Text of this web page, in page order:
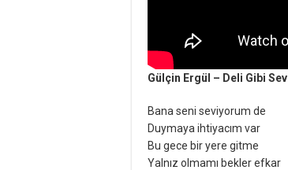
Gülçin Ergül – Deli Gibi Sev
Bana seni seviyorum de
Duymaya ihtiyacım var
Bu gece bir yere gitme
Yalnız olmamı bekler efkar